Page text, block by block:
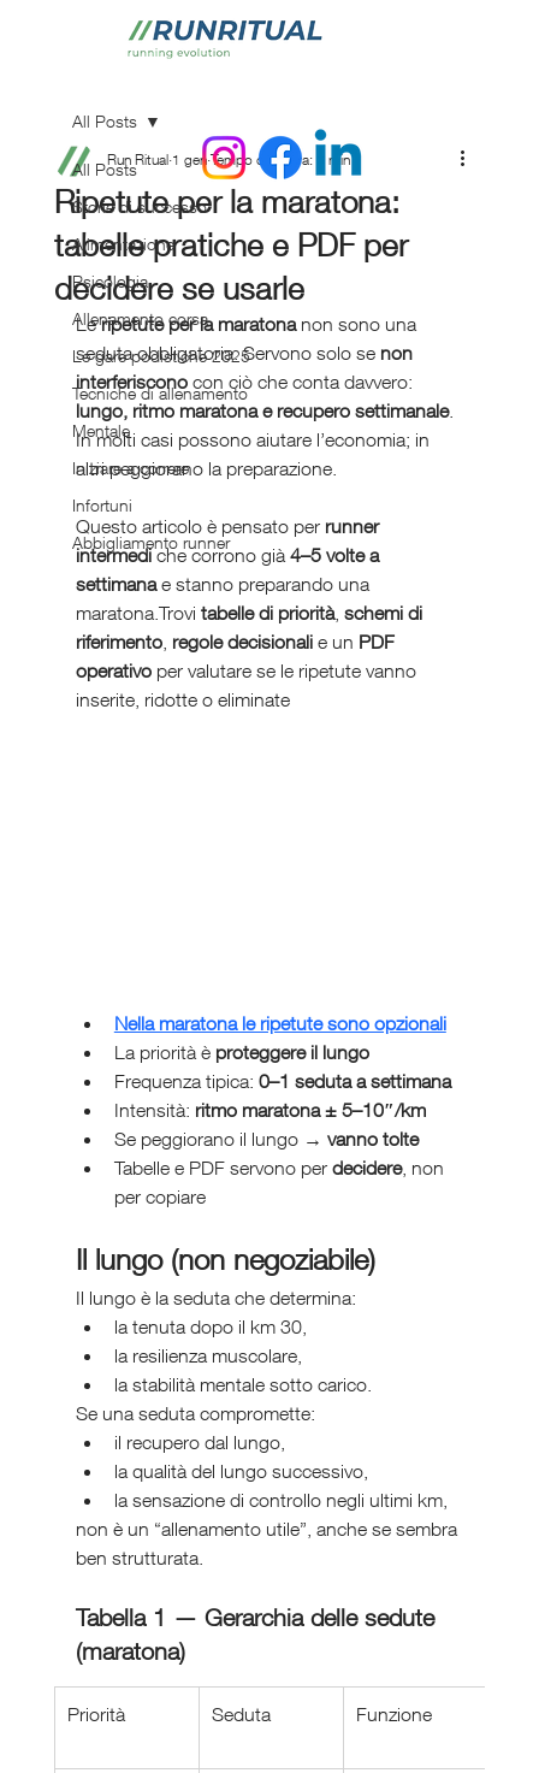
All Posts
Storie di successo
Alimentazione
Psicologia
Allenamento corsa
Le gare podistiche 2025
Tecniche di allenamento
Mentale
Iniziare a correre
Infortuni
Abbigliamento runner
All Posts
Ripetute per la maratona:
tabelle pratiche e PDF per
decidere se usarle
Run Ritual 1 gen Tempo di lettura: 3 min
Le ripetute per la maratona non sono una
seduta obbligatoria. Servono solo se non
interferiscono con ciò che conta davvero:
lungo, ritmo maratona e recupero settimanale.
In molti casi possono aiutare l’economia; in
altri peggiorano la preparazione.
Questo articolo è pensato per runner
intermedi che corrono già 4–5 volte a
settimana e stanno preparando una
maratona.Trovi tabelle di priorità, schemi di
riferimento, regole decisionali e un PDF
operativo per valutare se le ripetute vanno
inserite, ridotte o eliminate
Nella maratona le ripetute sono opzionali
La priorità è proteggere il lungo
Frequenza tipica: 0–1 seduta a settimana
Intensità: ritmo maratona ± 5–10″/km
Se peggiorano il lungo → vanno tolte
Tabelle e PDF servono per decidere, non
per copiare
Il lungo (non negoziabile)
Il lungo è la seduta che determina:
la tenuta dopo il km 30,
la resilienza muscolare,
la stabilità mentale sotto carico.
Se una seduta compromette:
il recupero dal lungo,
la qualità del lungo successivo,
la sensazione di controllo negli ultimi km,
non è un “allenamento utile”, anche se sembra
ben strutturata.
Tabella 1 — Gerarchia delle sedute
(maratona)
Priorità Seduta Funzione